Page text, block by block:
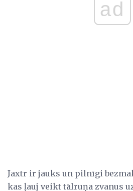
ad
Jaxtr ir jauks un pilnīgi
kas ļauj veikt tālruņa zvanus